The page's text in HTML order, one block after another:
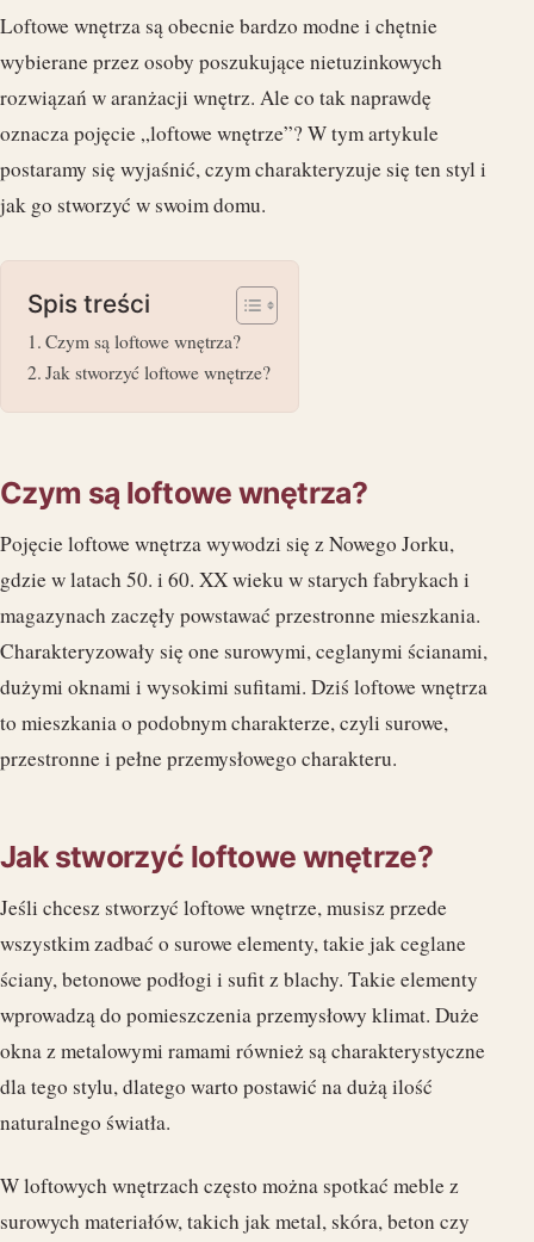
Loftowe wnętrza są obecnie bardzo modne i chętnie
wybierane przez osoby poszukujące nietuzinkowych
rozwiązań w aranżacji wnętrz. Ale co tak naprawdę
oznacza pojęcie „loftowe wnętrze”? W tym artykule
postaramy się wyjaśnić, czym charakteryzuje się ten styl i
jak go stworzyć w swoim domu.
Spis treści
Czym są loftowe wnętrza?
Jak stworzyć loftowe wnętrze?
Czym są loftowe wnętrza?
Pojęcie loftowe wnętrza wywodzi się z Nowego Jorku,
gdzie w latach 50. i 60. XX wieku w starych fabrykach i
magazynach zaczęły powstawać przestronne mieszkania.
Charakteryzowały się one surowymi, ceglanymi ścianami,
dużymi oknami i wysokimi sufitami. Dziś loftowe wnętrza
to mieszkania o podobnym charakterze, czyli surowe,
przestronne i pełne przemysłowego charakteru.
Jak stworzyć loftowe wnętrze?
Jeśli chcesz stworzyć loftowe wnętrze, musisz przede
wszystkim zadbać o surowe elementy, takie jak ceglane
ściany, betonowe podłogi i sufit z blachy. Takie elementy
wprowadzą do pomieszczenia przemysłowy klimat. Duże
okna z metalowymi ramami również są charakterystyczne
dla tego stylu, dlatego warto postawić na dużą ilość
naturalnego światła.
W loftowych wnętrzach często można spotkać meble z
surowych materiałów, takich jak metal, skóra, beton czy